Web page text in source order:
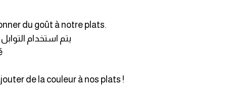
du goût à notre plats.
يتم استخدام
de la couleur à nos plats !